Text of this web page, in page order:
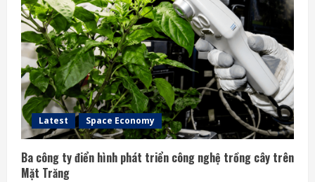
Latest Space Economy
Ba công ty điển hình phát triển công nghệ trồng cây trên
Mặt Trăng